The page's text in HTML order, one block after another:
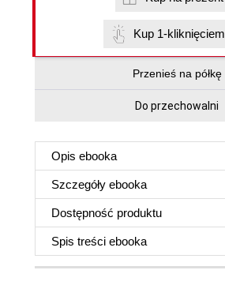
Kup 1-kliknięciem
Przenieś na półkę
Do przechowalni
Opis ebooka
Szczegóły ebooka
Dostępność produktu
Spis treści ebooka